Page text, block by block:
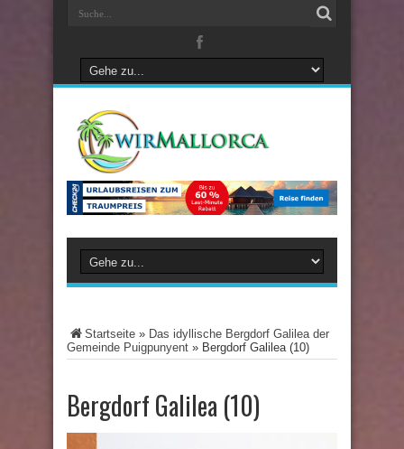
Startseite » Das idyllische Bergdorf Galilea der
Gemeinde Puigpunyent » Bergdorf Galilea (10)
Bergdorf Galilea (10)